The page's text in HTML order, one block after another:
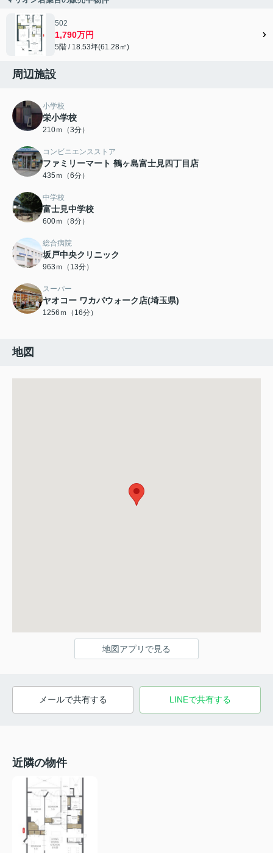
502
1,790万円
5階 / 18.53坪(61.28㎡)
周辺施設
小学校
栄小学校
210ｍ（3分）
コンビニエンスストア
ファミリーマート 鶴ヶ島富士見四丁目店
435ｍ（6分）
中学校
富士見中学校
600ｍ（8分）
総合病院
坂戸中央クリニック
963ｍ（13分）
スーパー
ヤオコー ワカバウォーク店(埼玉県)
1256ｍ（16分）
地図
地図アプリで見る
メールで共有する LINEで共有する
近隣の物件